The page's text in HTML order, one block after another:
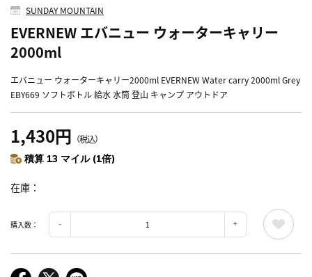
SUNDAY MOUNTAIN
EVERNEW エバニュー ウォーターキャリー
2000ml
エバニュー ウォーターキャリー2000ml EVERNEW Water carry 2000ml Grey
EBY669 ソフトボトル 給水 水筒 登山 キャンプ アウトドア
1,430円 （税込）
積算 13 マイル (1倍)
在庫
購入数：